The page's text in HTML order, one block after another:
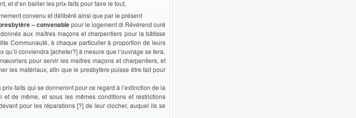
et d’en bailler les prix-faits pour faire le tout,
convenu et délibéré ainsi que par le présent
– convenablepour le logement di Révérend curé
aux maîtres maçons et charpentiers pour la bâtisse
Communauté, à chaque particulier à proportion de leurs
conviendra [acheter?] à mesure que l’ouvrage se fera,
pour servir les maîtres maçons et charpentiers, et
les matériaux, afin que le presbytère puisse être fait pour
faits qui se donneront pour ce regard à l’extinction de la
de même, et sous les mêmes conditions et restrictions
pour les réparations [?] de leur clocher, auquel ils se